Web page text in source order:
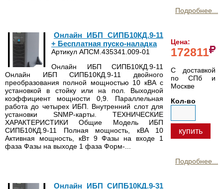
Подробнее...
Цена:
172811
С доставкой
по СПб и
Москве
Кол-во
купить
Онлайн ИБП СИПБ10КД.9-11
+ Бесплатная пуско-наладка
Артикул АПСМ.435341.009-01
Онлайн ИБП СИПБ10КД.9-11
Онлайн ИБП СИПБ10КД.9-11 двойного
преобразования полной мощностью 10 кВА с
установкой в стойку или на пол. Выходной
коэффициент мощности 0,9. Параллельная
работа до четырех ИБП. Внутренний слот для
установки SNMP-карты. ТЕХНИЧЕСКИЕ
ХАРАКТЕРИСТИКИ Общие Модель ИБП
СИПБ10КД.9-11 Полная мощность, кВА 10
Активная мощность, кВт 9 Фазы на входе 1
фаза Фазы на выходе 1 фаза Форм-...
Подробнее...
Онлайн ИБП СИПБ10КД.9-31